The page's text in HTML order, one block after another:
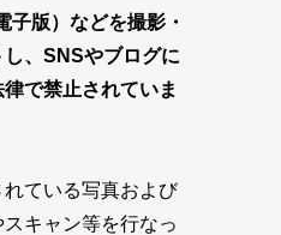
版）などを撮影・
、SNSやブログに
で禁止されていま
ている写真および
キャン等を行なっ